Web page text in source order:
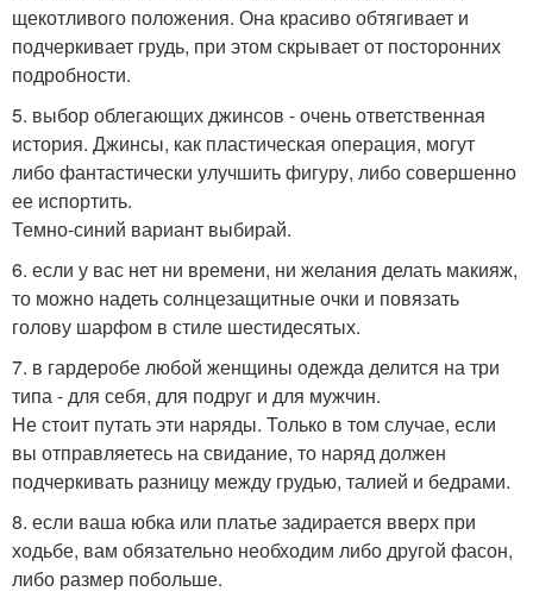
щекотливого положения. Она красиво обтягивает и
подчеркивает грудь, при этом скрывает от посторонних
подробности.
5. выбор облегающих джинсов - очень ответственная
история. Джинсы, как пластическая операция, могут
либо фантастически улучшить фигуру, либо совершенно
ее испортить.
Темно-синий вариант выбирай.
6. если у вас нет ни времени, ни желания делать макияж,
то можно надеть солнцезащитные очки и повязать
голову шарфом в стиле шестидесятых.
7. в гардеробе любой женщины одежда делится на три
типа - для себя, для подруг и для мужчин.
Не стоит путать эти наряды. Только в том случае, если
вы отправляетесь на свидание, то наряд должен
подчеркивать разницу между грудью, талией и бедрами.
8. если ваша юбка или платье задирается вверх при
ходьбе, вам обязательно необходим либо другой фасон,
либо размер побольше.